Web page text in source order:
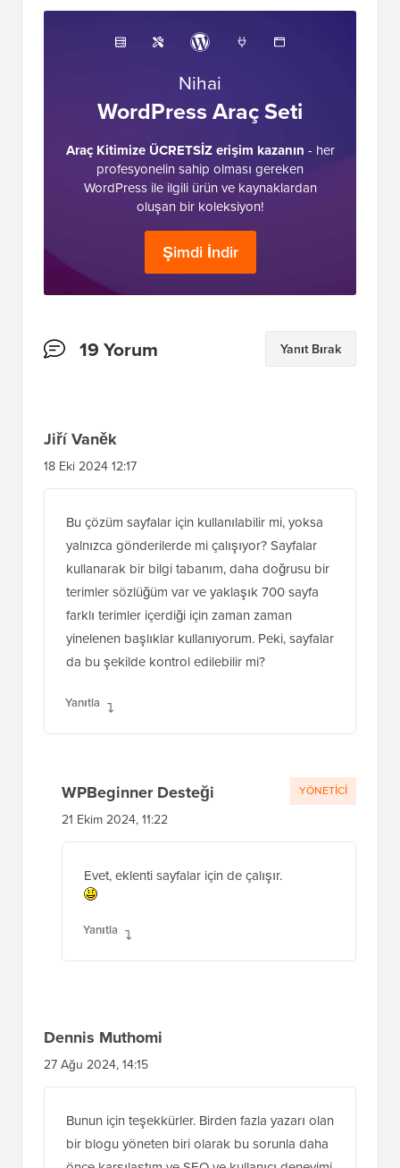
Nihai
WordPress Araç Seti
Araç Kitimize ÜCRETSİZ erişim kazanın - her
profesyonelin sahip olması gereken
WordPress ile ilgili ürün ve kaynaklardan
oluşan bir koleksiyon!
Şimdi İndir
Okuyucu19 Yorum Yanıt Bırak
Jiří Vaněk
18 Eki 2024 12:17
Bu çözüm sayfalar için kullanılabilir mi, yoksa
yalnızca gönderilerde mi çalışıyor? Sayfalar
kullanarak bir bilgi tabanım, daha doğrusu bir
terimler sözlüğüm var ve yaklaşık 700 sayfa
farklı terimler içerdiği için zaman zaman
yinelenen başlıklar kullanıyorum. Peki, sayfalar
da bu şekilde kontrol edilebilir mi?
Yanıtla
WPBeginner Desteği
21 Ekim 2024, 11:22
Evet, eklenti sayfalar için de çalışır.
Yanıtla
YÖNETICI
Dennis Muthomi
27 Ağu 2024, 14:15
Bunun için teşekkürler. Birden fazla yazarı olan
bir blogu yöneten biri olarak bu sorunla daha